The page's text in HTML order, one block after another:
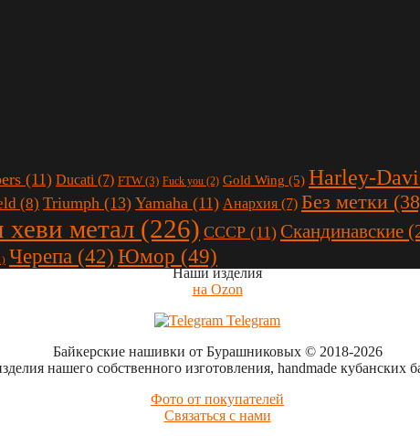
(11) Ducati (7) FTW (3) Fuck you (2) Gold Wing (5) Harley-
(8) Triumph (13) Yamaha (11) Анархия (7) Без метки
хеви метал (226) СССР (11) Скандинавские
Черепа (42) Юмор (49)
Наши изделия
на Ozon
Telegram
Байкерские нашивки от Бурашниковых© 2018-2026
нашего собственного изготовления, handmade кубанских
Фото от покупателей
Связаться с нами